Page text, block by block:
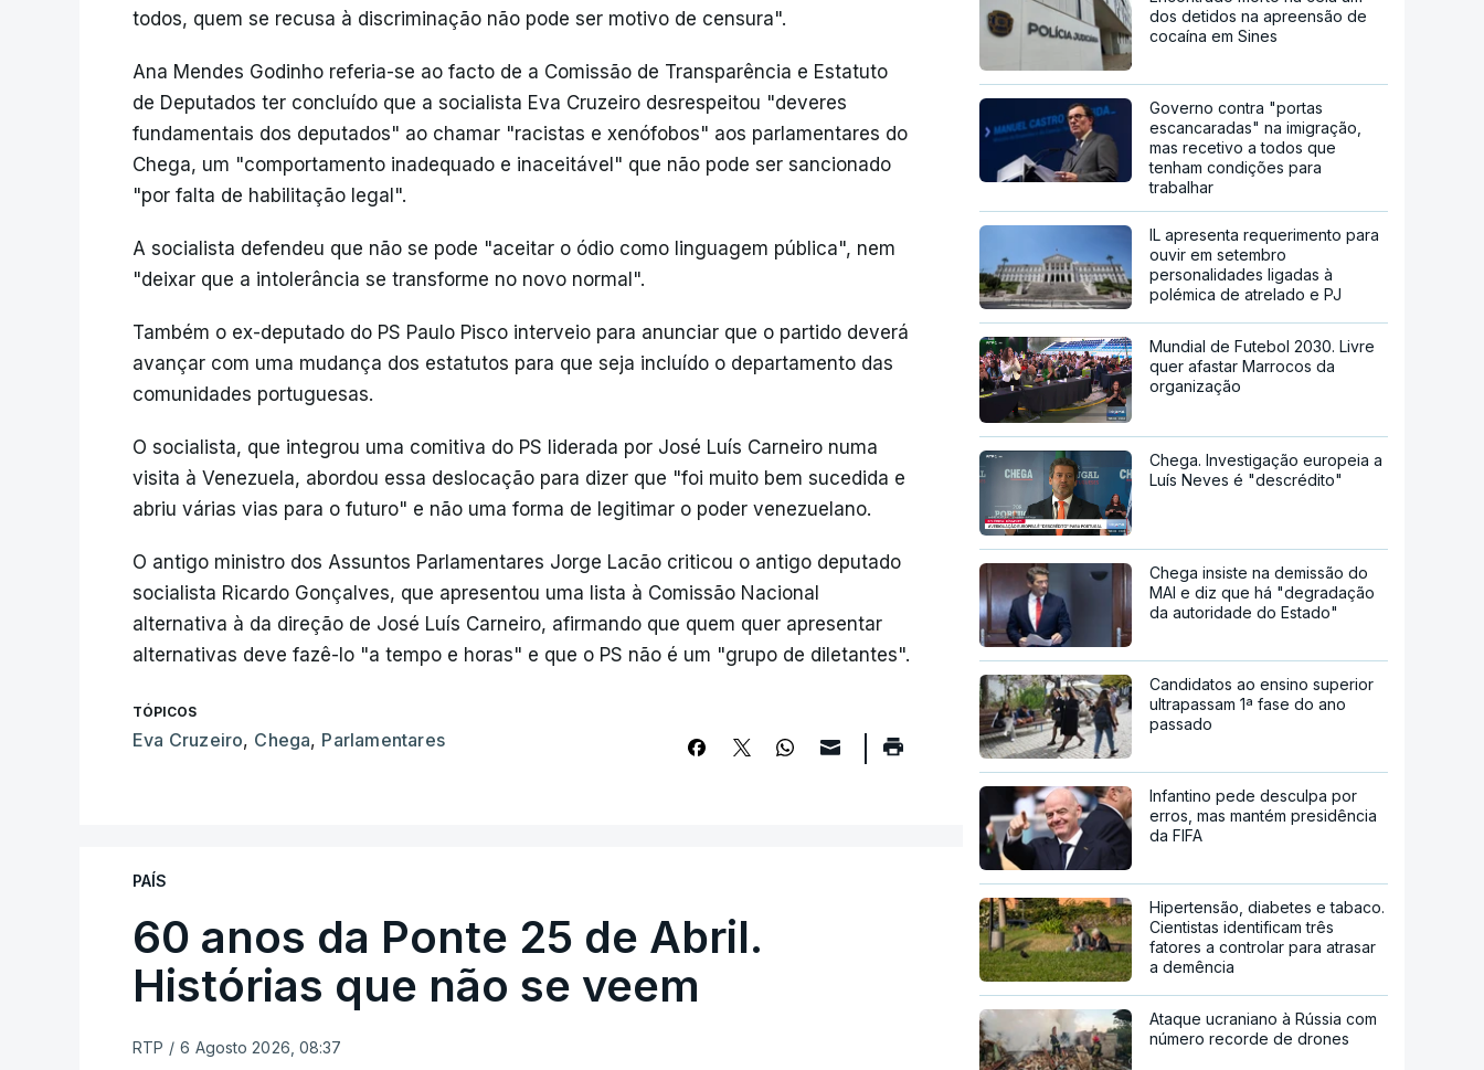
todos, quem se recusa à discriminação não pode ser motivo de censura".
Ana Mendes Godinho referia-se ao facto de a Comissão de Transparência e Estatuto
de Deputados ter concluído que a socialista Eva Cruzeiro desrespeitou "deveres
fundamentais dos deputados" ao chamar "racistas e xenófobos" aos parlamentares do
Chega, um "comportamento inadequado e inaceitável" que não pode ser sancionado
"por falta de habilitação legal".
A socialista defendeu que não se pode "aceitar o ódio como linguagem pública", nem
"deixar que a intolerância se transforme no novo normal".
Também o ex-deputado do PS Paulo Pisco interveio para anunciar que o partido deverá
avançar com uma mudança dos estatutos para que seja incluído o departamento das
comunidades portuguesas.
O socialista, que integrou uma comitiva do PS liderada por José Luís Carneiro numa
visita à Venezuela, abordou essa deslocação para dizer que "foi muito bem sucedida e
abriu várias vias para o futuro" e não uma forma de legitimar o poder venezuelano.
O antigo ministro dos Assuntos Parlamentares Jorge Lacão criticou o antigo deputado
socialista Ricardo Gonçalves, que apresentou uma lista à Comissão Nacional
alternativa à da direção de José Luís Carneiro, afirmando que quem quer apresentar
alternativas deve fazê-lo "a tempo e horas" e que o PS não é um "grupo de diletantes".
TÓPICOS
Eva Cruzeiro, Chega, Parlamentares
PAÍS
60 anos da Ponte 25 de Abril.
Histórias que não se veem
RTP / 6 Agosto 2026, 08:37
dos detidos na apreensão de
cocaína em Sines
Governo contra "portas
escancaradas" na imigração,
mas recetivo a todos que
tenham condições para
trabalhar
IL apresenta requerimento para
ouvir em setembro
personalidades ligadas à
polémica de atrelado e PJ
Mundial de Futebol 2030. Livre
quer afastar Marrocos da
organização
Chega. Investigação europeia a
Luís Neves é "descrédito"
Chega insiste na demissão do
MAI e diz que há "degradação
da autoridade do Estado"
Candidatos ao ensino superior
ultrapassam 1ª fase do ano
passado
Infantino pede desculpa por
erros, mas mantém presidência
da FIFA
Hipertensão, diabetes e tabaco.
Cientistas identificam três
fatores a controlar para atrasar
a demência
Ataque ucraniano à Rússia com
número recorde de drones